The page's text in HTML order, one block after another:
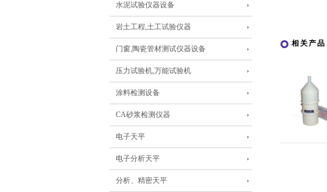
水泥试验仪器设备
岩土工程,土工试验仪器
门窗,陶瓷管材测试仪器设备
压力试验机,万能试验机
涂料检测设备
CA砂浆检测仪器
电子天平
电子分析天平
分析、精密天平
相关产品